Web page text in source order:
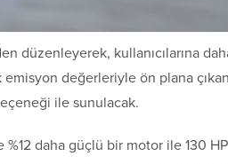
düzenleyerek, kullanıcılarına
değerleriyle ön plana
ile sunulacak.
%12 daha güçlü bir motor ile 130